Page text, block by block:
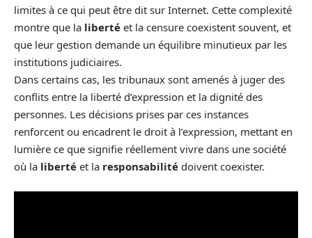
limites à ce qui peut être dit sur Internet. Cette complexité
montre que la liberté et la censure coexistent souvent, et
que leur gestion demande un équilibre minutieux par les
institutions judiciaires.
Dans certains cas, les tribunaux sont amenés à juger des
conflits entre la liberté d’expression et la dignité des
personnes. Les décisions prises par ces instances
renforcent ou encadrent le droit à l’expression, mettant en
lumière ce que signifie réellement vivre dans une société
où la liberté et la responsabilité doivent coexister.